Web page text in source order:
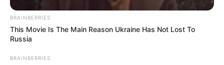
Ibagué se vistió de color,
tradicional desfile de San
Juan
BRAINBERRIES
This Movie Is The Main Reason Ukraine Has Not Lost To
Russia
BRAINBERRIES